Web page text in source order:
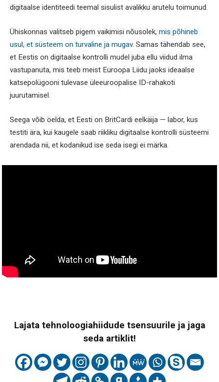
digitaalse identiteedi teemal sisulist avalikku arutelu toimunud.
Ühiskonnas valitseb pigem vaikimisi nõusolek, mis põhineb
usul, et süsteem on turvaline ja mugav. Samas tähendab see,
et Eestis on digitaalse kontrolli mudel juba ellu viidud ilma
vastupanuta, mis teeb meist Euroopa Liidu jaoks ideaalse
katsepolügooni tulevase üleeuroopalise ID-rahakoti
juurutamisel.
Seega võib öelda, et Eesti on BritCardi eelkäija — labor, kus
testiti ära, kui kaugele saab riikliku digitaalse kontrolli süsteemi
arendada nii, et kodanikud ise seda isegi ei märka.
Lajata tehnoloogiahiidude tsensuurile ja jaga
seda artiklit!